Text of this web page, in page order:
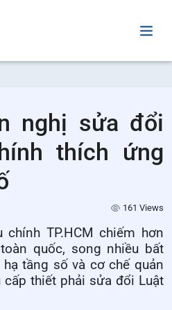
nghị sửa đổi
thích ứng
161 Views
chính TP.HCM chiếm hơn
quốc, song nhiều bất
tầng số và cơ chế quản
cấp thiết phải sửa đổi Luật